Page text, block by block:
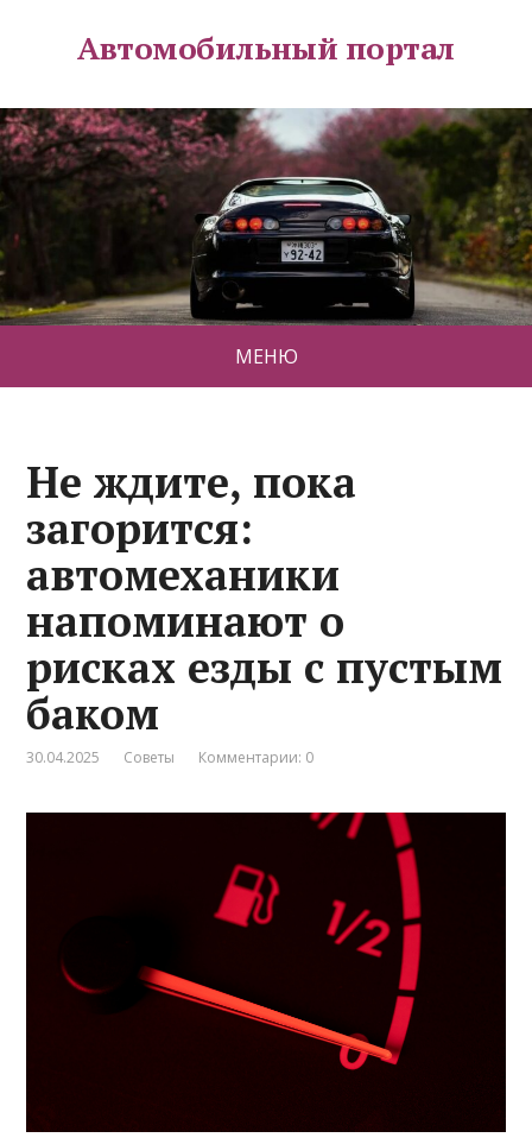
Автомобильный портал
МЕНЮ
Не ждите, пока
загорится:
автомеханики
напоминают о
рисках езды с пустым
баком
30.04.2025 Советы Комментарии: 0